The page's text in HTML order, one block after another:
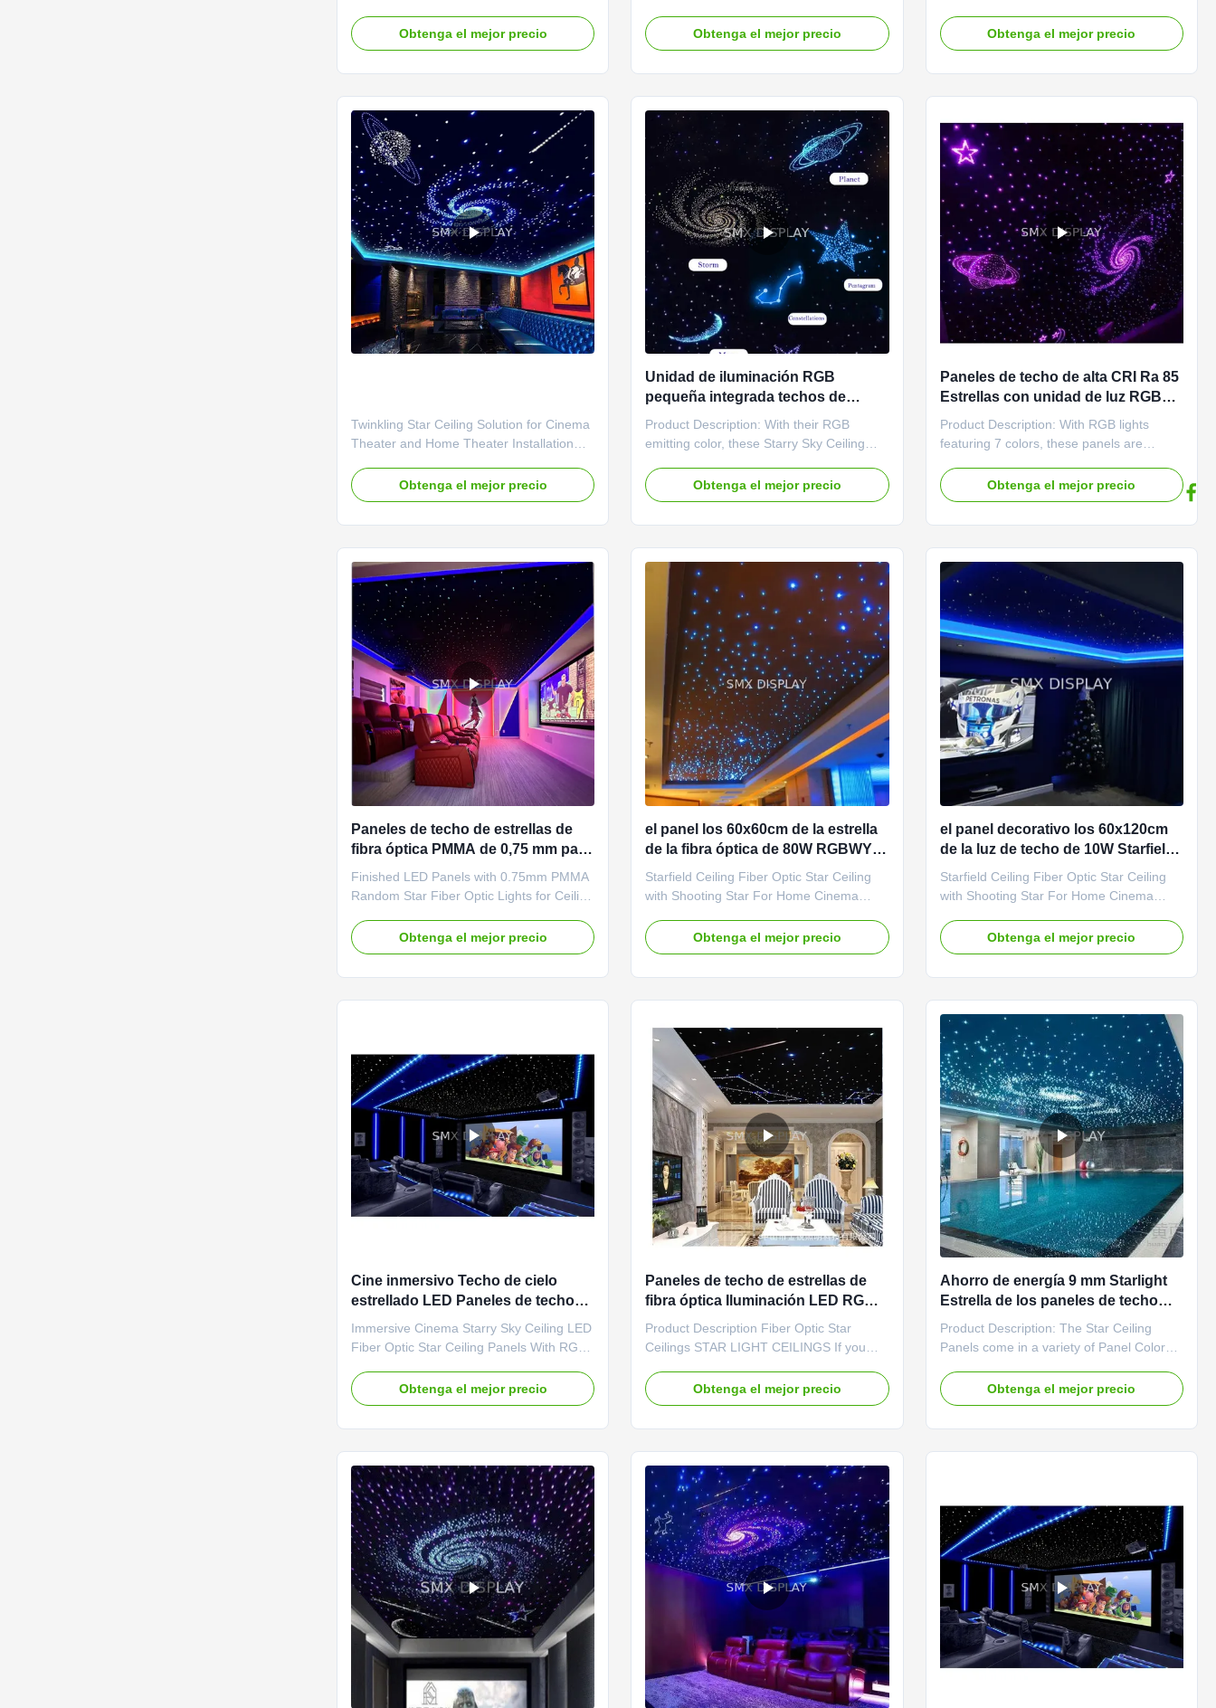
room by taming room reverberations And
the addition of RGB LED technology to our
Obtenga el mejor precio
Ideal for Home Theaters, Media Rooms,
Rec Rooms and virtually anywhere in your
Obtenga el mejor precio
night sky on long summer evenings.
Hundreds of star points twinkle gently over
Obtenga el mejor precio
Twinkling Star Ceiling Solution for Cinema
Theater and Home Theater Installation
panels redefine convenience. Designed
for a seamless and quick installation
Obtenga el mejor precio
Unidad de iluminación RGB
pequeña integrada techos de
estrellas LED en relieve para
temperaturas de trabajo de -25 a 55
Product Description: With their RGB
emitting color, these Starry Sky Ceiling
range of beautiful and vivid colors that can
be customized to suit any mood or
Obtenga el mejor precio
Paneles de techo de alta CRI Ra 85
Estrellas con unidad de luz RGB
pequeña integrada y color emisor
RGB
Product Description: With RGB lights
featuring 7 colors, these panels are
you want. Change the color scheme to fit
your mood or event – from calming blues
Obtenga el mejor precio
Paneles de techo de estrellas de
fibra óptica PMMA de 0,75 mm para
cine en casa
Finished LED Panels with 0.75mm PMMA
Random Star Fiber Optic Lights for Ceiling
panels are designed for quick and hassle-
free installation, making them ideal for
Obtenga el mejor precio
el panel los 60x60cm de la estrella
de la fibra óptica de 80W RGBWY
para el cine casero teledirigido
Starfield Ceiling Fiber Optic Star Ceiling
with Shooting Star For Home Cinema
realistic star field effect for you,perfect for
Home Theaters, Media Rooms, Rec
Obtenga el mejor precio
el panel decorativo los 60x120cm
de la luz de techo de 10W Starfield
con la estrella fugaz
Starfield Ceiling Fiber Optic Star Ceiling
with Shooting Star For Home Cinema
realistic star field effect for you. Ideal for
Home Theaters, Media Rooms, Rec
Obtenga el mejor precio
Cine inmersivo Techo de cielo
estrellado LED Paneles de techo
de estrellas de fibra óptica con
colores RGB y blancos
Immersive Cinema Starry Sky Ceiling LED
Fiber Optic Star Ceiling Panels With RGB
music and media rooms and bedrooms,
star ceilings create a stunning ambiance
Obtenga el mejor precio
Paneles de techo de estrellas de
fibra óptica Iluminación LED RGBW
Panel de techo de estrellas con
control remoto para cine en casa
Product Description Fiber Optic Star
Ceilings STAR LIGHT CEILINGS If you
entertainment setup, star ceiling lights can
bring an incredible atmosphere to your
Obtenga el mejor precio
Ahorro de energía 9 mm Starlight
Estrella de los paneles de techo
para la temperatura de trabajo -25
55 U2103 0.5W Para la piscina
Product Description: The Star Ceiling
Panels come in a variety of Panel Colors
Blue, Picture Printed, and White. This
makes it easy to find the perfect match for
Obtenga el mejor precio